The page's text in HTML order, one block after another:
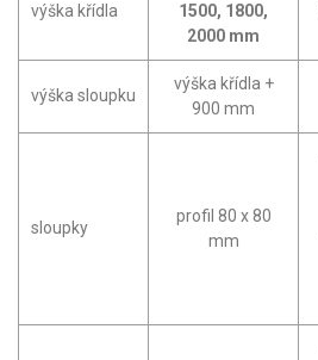
výška křídla
1500, 1800,
2000 mm
výška sloupku
výška křídla +
900 mm
sloupky
profil 80 x 80
mm